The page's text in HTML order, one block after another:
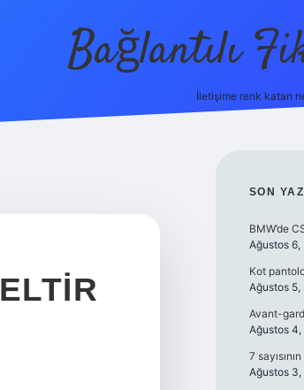
Bağlantılı
İletişime renk katan
SON
BMW’de
Ağustos 6,
Kot
Ağustos 5,
Avant-
Ağustos
7
Ağustos